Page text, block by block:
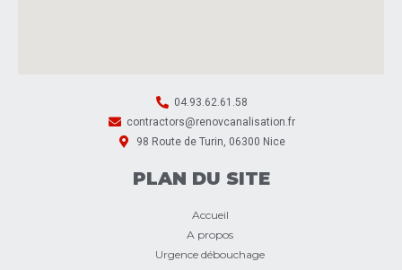
04.93.62.61.58
contractors@renovcanalisation.fr
98 Route de Turin, 06300 Nice
PLAN DU SITE
Accueil
A propos
Urgence débouchage